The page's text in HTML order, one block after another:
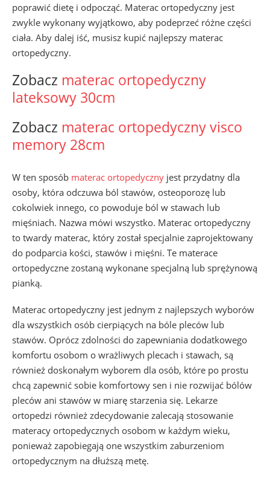
poprawić dietę i odpocząć. Materac ortopedyczny jest
zwykle wykonany wyjątkowo, aby podeprzeć różne części
ciała. Aby dalej iść, musisz kupić najlepszy materac
ortopedyczny.
Zobacz materac ortopedyczny
lateksowy 30cm
Zobacz materac ortopedyczny visco
memory 28cm
W ten sposób materac ortopedyczny jest przydatny dla
osoby, która odczuwa ból stawów, osteoporozę lub
cokolwiek innego, co powoduje ból w stawach lub
mięśniach. Nazwa mówi wszystko. Materac ortopedyczny
to twardy materac, który został specjalnie zaprojektowany
do podparcia kości, stawów i mięśni. Te materace
ortopedyczne zostaną wykonane specjalną lub sprężynową
pianką.
Materac ortopedyczny jest jednym z najlepszych wyborów
dla wszystkich osób cierpiących na bóle pleców lub
stawów. Oprócz zdolności do zapewniania dodatkowego
komfortu osobom o wrażliwych plecach i stawach, są
również doskonałym wyborem dla osób, które po prostu
chcą zapewnić sobie komfortowy sen i nie rozwijać bólów
pleców ani stawów w miarę starzenia się. Lekarze
ortopedzi również zdecydowanie zalecają stosowanie
materacy ortopedycznych osobom w każdym wieku,
ponieważ zapobiegają one wszystkim zaburzeniom
ortopedycznym na dłuższą metę.